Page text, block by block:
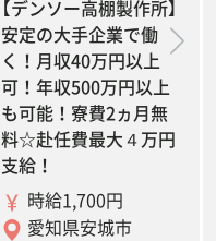
【デンソー高棚製作所】
安定の大手企業で働
く！月収40万円以上
可！年収500万円以上
も可能！寮費2ヵ月無
料☆赴任費最大４万円
支給！
時給1,700円
愛知県安城市